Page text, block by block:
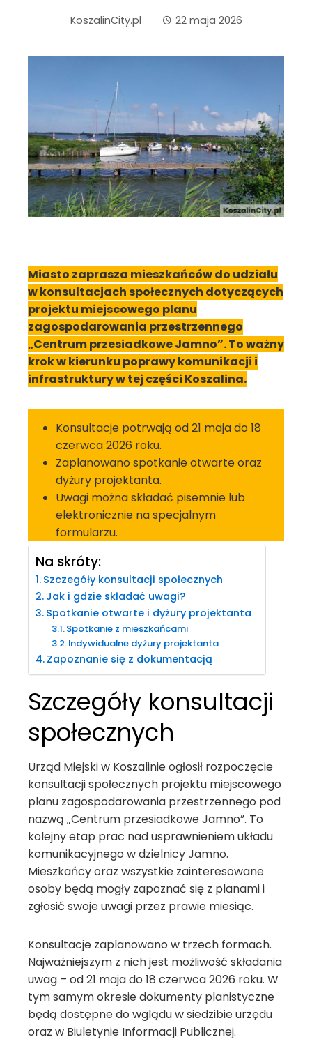
KoszalinCity.pl 22 maja 2026
Miasto zaprasza mieszkańców do udziału
w konsultacjach społecznych dotyczących
projektu miejscowego planu
zagospodarowania przestrzennego
„Centrum przesiadkowe Jamno”. To ważny
krok w kierunku poprawy komunikacji i
infrastruktury w tej części Koszalina.
Konsultacje potrwają od 21 maja do 18
czerwca 2026 roku.
Zaplanowano spotkanie otwarte oraz
dyżury projektanta.
Uwagi można składać pisemnie lub
elektronicznie na specjalnym
formularzu.
Na skróty:
Szczegóły konsultacji społecznych
Jak i gdzie składać uwagi?
Spotkanie otwarte i dyżury projektanta
Spotkanie z mieszkańcami
Indywidualne dyżury projektanta
Zapoznanie się z dokumentacją
Szczegóły konsultacji
społecznych
Urząd Miejski w Koszalinie ogłosił rozpoczęcie
konsultacji społecznych projektu miejscowego
planu zagospodarowania przestrzennego pod
nazwą „Centrum przesiadkowe Jamno”. To
kolejny etap prac nad usprawnieniem układu
komunikacyjnego w dzielnicy Jamno.
Mieszkańcy oraz wszystkie zainteresowane
osoby będą mogły zapoznać się z planami i
zgłosić swoje uwagi przez prawie miesiąc.
Konsultacje zaplanowano w trzech formach.
Najważniejszym z nich jest możliwość składania
uwag – od 21 maja do 18 czerwca 2026 roku. W
tym samym okresie dokumenty planistyczne
będą dostępne do wglądu w siedzibie urzędu
oraz w Biuletynie Informacji Publicznej.